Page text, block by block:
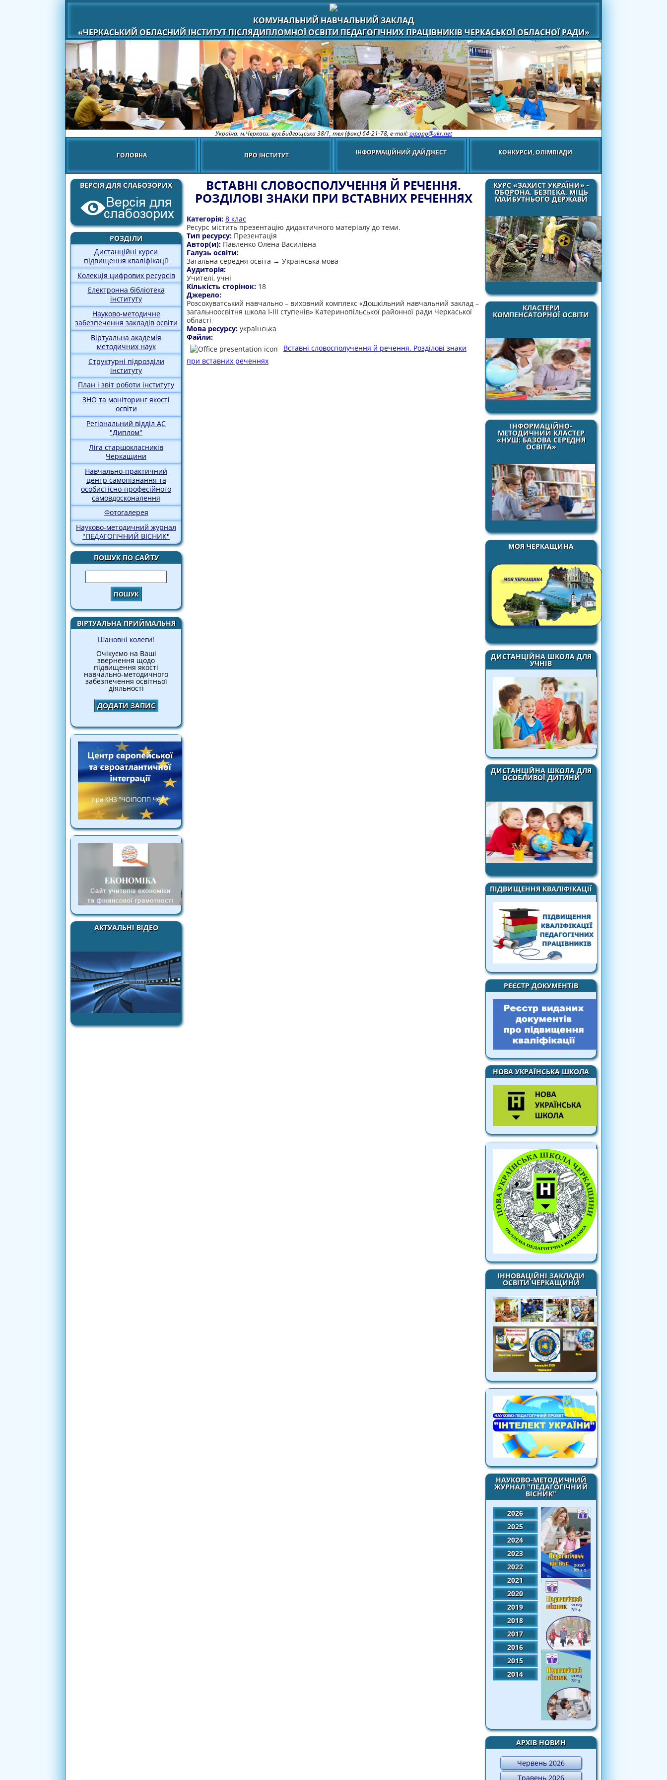
КОМУНАЛЬНИЙ НАВЧАЛЬНИЙ ЗАКЛАД
«ЧЕРКАСЬКИЙ ОБЛАСНИЙ ІНСТИТУТ ПІСЛЯДИПЛОМНОЇ ОСВІТИ ПЕДАГОГІЧНИХ ПРАЦІВНИКІВ ЧЕРКАСЬКОЇ ОБЛАСНОЇ РАДИ»
Україна. м.Черкаси. вул.Бидгощська 38/1, тел (факс) 64-21-78, e-mail:oipopp@ukr.net
ГОЛОВНА ПРО ІНСТИТУТ ІНФОРМАЦІЙНИЙ ДАЙДЖЕСТ КОНКУРСИ, ОЛІМПІАДИ
ВЕРСІЯ ДЛЯ СЛАБОЗОРИХ
РОЗДІЛИ
Дистанційні курси
підвищення кваліфікації
Колекція цифрових ресурсів
Електронна бібліотека
інституту
Науково-методичне
забезпечення закладів освіти
Віртуальна академія
методичних наук
Структурні підрозділи
інституту
План і звіт роботи інституту
ЗНО та моніторинг якості
освіти
Регіональний відділ АС
"Диплом"
Ліга старшокласників
Черкащини
Навчально-практичний
центр самопізнання та
особистісно-професійного
самовдосконалення
Фотогалерея
Науково-методичний журнал
"ПЕДАГОГІЧНИЙ ВІСНИК"
ПОШУК ПО САЙТУ
Пошук
ВІРТУАЛЬНА ПРИЙМАЛЬНЯ
Шановні колеги!
Очікуємо на Ваші
звернення щодо
підвищення якості
навчально-методичного
забезпечення освітньої
діяльності
ДОДАТИ ЗАПИС
АКТУАЛЬНІ ВІДЕО
КУРС «ЗАХИСТ УКРАЇНИ» -
ОБОРОНА, БЕЗПЕКА, МІЦЬ
МАЙБУТНЬОГО ДЕРЖАВИ
КЛАСТЕРИ
КОМПЕНСАТОРНОЇ ОСВІТИ
ІНФОРМАЦІЙНО-
МЕТОДИЧНИЙ КЛАСТЕР
«НУШ: БАЗОВА СЕРЕДНЯ
ОСВІТА»
МОЯ ЧЕРКАЩИНА
ДИСТАНЦІЙНА ШКОЛА ДЛЯ
УЧНІВ
ДИСТАНЦІЙНА ШКОЛА ДЛЯ
ОСОБЛИВОЇ ДИТИНИ
ПІДВИЩЕННЯ КВАЛІФІКАЦІЇ
РЕЄСТР ДОКУМЕНТІВ
НОВА УКРАЇНСЬКА ШКОЛА
ІННОВАЦІЙНІ ЗАКЛАДИ
ОСВІТИ ЧЕРКАЩИНИ
НАУКОВО-МЕТОДИЧНИЙ
ЖУРНАЛ "ПЕДАГОГІЧНИЙ
ВІСНИК"
2026
2025
2024
2023
2022
2021
2020
2019
2018
2017
2016
2015
2014
АРХІВ НОВИН
Червень 2026
Травень 2026
ВСТАВНІ СЛОВОСПОЛУЧЕННЯ Й РЕЧЕННЯ.
РОЗДІЛОВІ ЗНАКИ ПРИ ВСТАВНИХ РЕЧЕННЯХ
Категорія: 8 клас
Ресурс містить презентацію дидактичного матеріалу до теми.
Тип ресурсу: Презентація
Автор(и): Павленко Олена Василівна
Галузь освіти:
Загальна середня освіта → Українська мова
Аудиторія:
Учителі, учні
Кількість сторінок: 18
Джерело:
Розсохуватський навчально – виховний комплекс «Дошкільний навчальний заклад –
загальноосвітня школа І-ІІІ ступенів» Катеринопільської районної ради Черкаської
області
Мова ресурсу: українська
Файли:
Вставні словосполучення й речення. Розділові знаки
при вставних реченнях